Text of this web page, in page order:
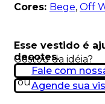
Cores: Bege, Off
Esse vestido é
decotes.
Gostou da idéia?
Fale com
ouAgende sua